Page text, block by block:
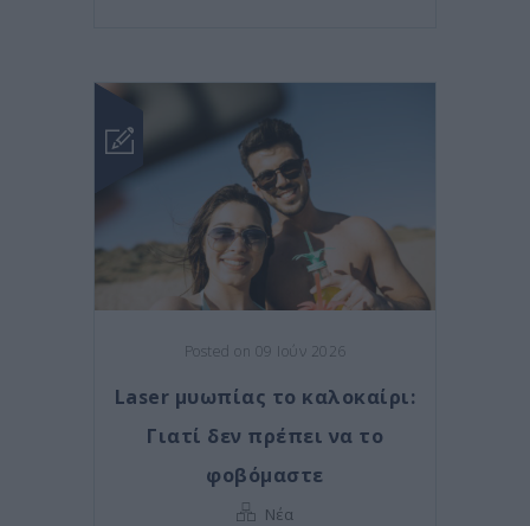
Posted on 09 Ιούν 2026
Laser μυωπίας το καλοκαίρι:
Γιατί δεν πρέπει να το
φοβόμαστε
Νέα